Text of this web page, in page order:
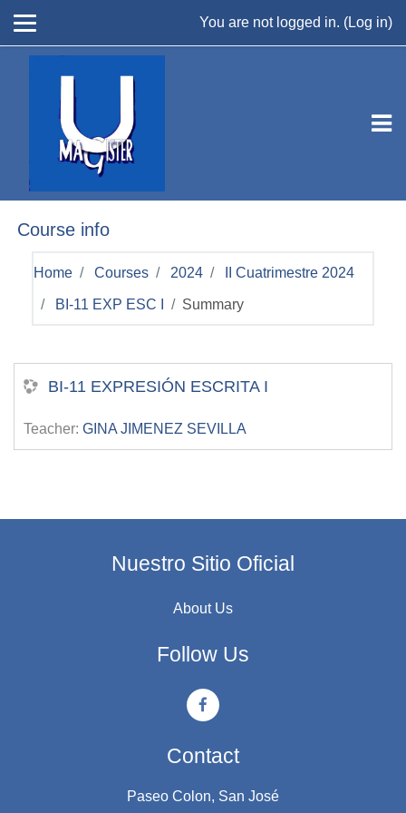
You are not logged in. (Log in)
Course info
Home Courses 2024 II Cuatrimestre 2024
BI-11 EXP ESC I Summary
BI-11 EXPRESIÓN ESCRITA I
Teacher: GINA JIMENEZ SEVILLA
Nuestro Sitio Oficial
About Us
Follow Us
Contact
Paseo Colon, San José